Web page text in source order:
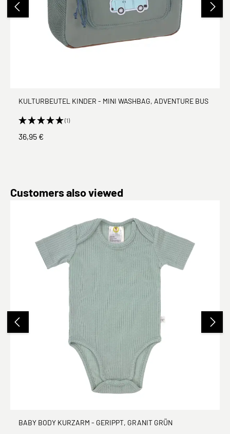
KULTURBEUTEL KINDER - MINI WASHBAG, ADVENTURE BUS
(1)
36,95 €
Produktgalerie überspringen
Customers also viewed
BABY BODY KURZARM - GERIPPT, GRANIT GRÜN